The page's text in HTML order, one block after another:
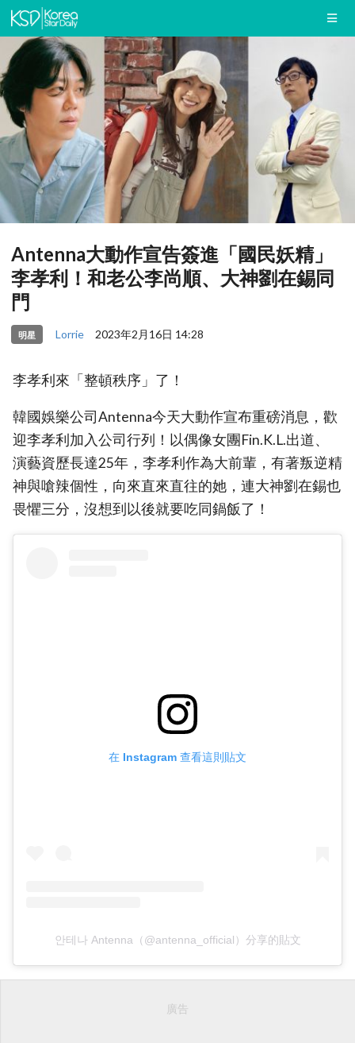
Antenna大動作宣告簽進「國民妖精」
李孝利！和老公李尚順、大神劉在錫同
門
明星 Lorrie 2023年2月16日 14:28
李孝利來「整頓秩序」了！
韓國娛樂公司Antenna今天大動作宣布重磅消息，歡
迎李孝利加入公司行列！以偶像女團Fin.K.L.出道、
演藝資歷長達25年，李孝利作為大前輩，有著叛逆精
神與嗆辣個性，向來直來直往的她，連大神劉在錫也
畏懼三分，沒想到以後就要吃同鍋飯了！
在 Instagram 查看這則貼文
안테나 Antenna（@antenna_official）分享的貼文
廣告